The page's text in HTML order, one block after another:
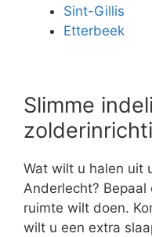
Sint-Gillis
Etterbeek
Slimme
Wat wilt u halen uit
Anderlecht?
ruimte wilt doen.
wilt u een extra